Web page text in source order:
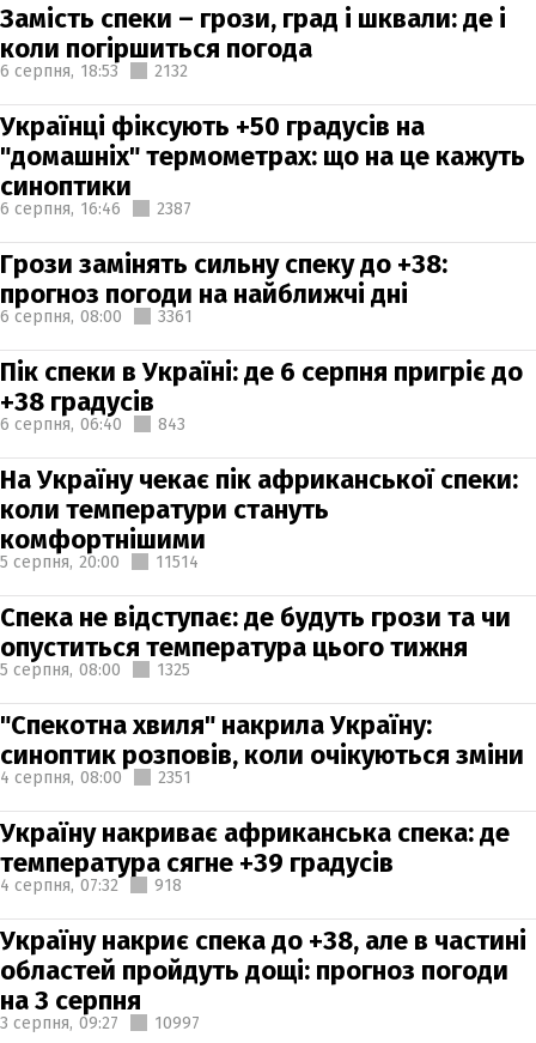
Замість спеки – грози, град і шквали: де і
коли погіршиться погода
6 серпня, 18:53 2132
Українці фіксують +50 градусів на
"домашніх" термометрах: що на це кажуть
синоптики
6 серпня, 16:46 2387
Грози замінять сильну спеку до +38:
прогноз погоди на найближчі дні
6 серпня, 08:00 3361
Пік спеки в Україні: де 6 серпня пригріє до
+38 градусів
6 серпня, 06:40 843
На Україну чекає пік африканської спеки:
коли температури стануть
комфортнішими
5 серпня, 20:00 11514
Спека не відступає: де будуть грози та чи
опуститься температура цього тижня
5 серпня, 08:00 1325
"Спекотна хвиля" накрила Україну:
синоптик розповів, коли очікуються зміни
4 серпня, 08:00 2351
Україну накриває африканська спека: де
температура сягне +39 градусів
4 серпня, 07:32 918
Україну накриє спека до +38, але в частині
областей пройдуть дощі: прогноз погоди
на 3 серпня
3 серпня, 09:27 10997